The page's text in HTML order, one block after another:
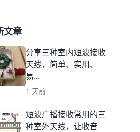
文章
分享三种室内短波接收
天线，简单、实用、
易...
1 天前
短波广播接收常用的三
种室外天线，让收音